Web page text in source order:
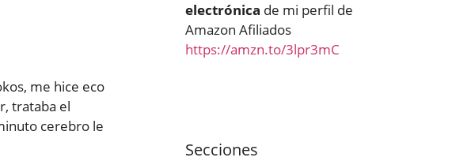
me hice eco
trataba el
cerebro le
electrónica de mi perfil de
Amazon Afiliados
https://amzn.to/3lpr3mC
Secciones